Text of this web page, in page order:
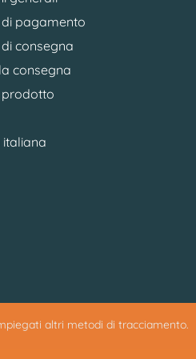
altri metodi di tracciamento.
pagamento
consegna
consegna
prodotto
italiana